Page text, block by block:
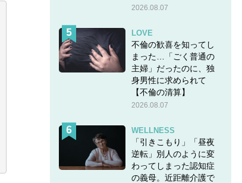
2026.08.07
LOVE
不倫の歓喜を知ってし
まった…「ごく普通の
主婦」だったのに、独
身男性に求められて
【不倫の清算】
2026.08.07
WELLNESS
「引きこもり」「昼夜
逆転」別人のように変
わってしまった認知症
の義母。近距離介護で